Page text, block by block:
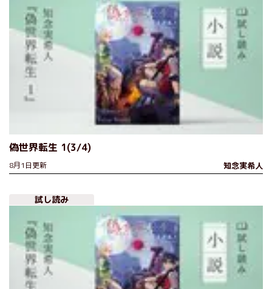
偽世界転生 1(3/4)
8月1日更新 知念実希人
試し読み